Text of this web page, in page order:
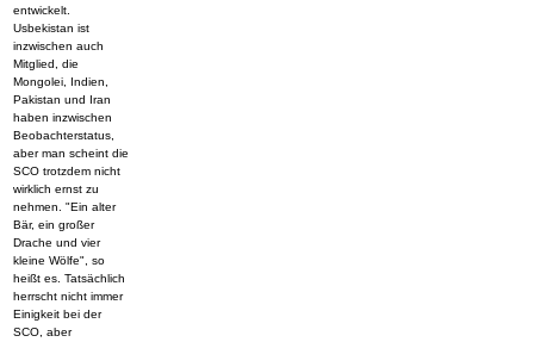
entwickelt.
Usbekistan ist
inzwischen auch
Mitglied, die
Mongolei, Indien,
Pakistan und Iran
haben inzwischen
Beobachterstatus,
aber man scheint die
SCO trotzdem nicht
wirklich ernst zu
nehmen. "Ein alter
Bär, ein großer
Drache und vier
kleine Wölfe", so
heißt es. Tatsächlich
herrscht nicht immer
Einigkeit bei der
SCO, aber